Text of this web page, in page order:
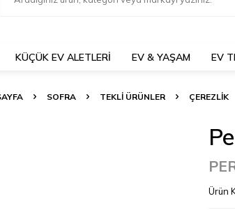
KÜÇÜK EV ALETLERİ EV & YAŞAM EV
SOFRA TEKLI ÜRÜNLER ÇEREZLIK
Ürün